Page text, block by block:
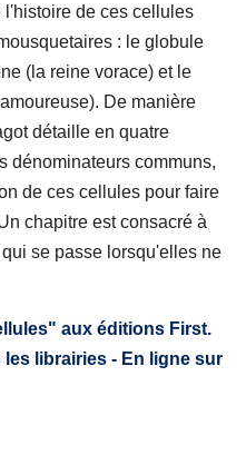
de ces cellules
: le globule
(la reine vorace) et le
De manière
détaille en quatre
dénominateurs communs,
de ces cellules pour faire
chapitre est consacré à
se passe lorsqu'elles ne
aux éditions First.
les librairies - En ligne sur